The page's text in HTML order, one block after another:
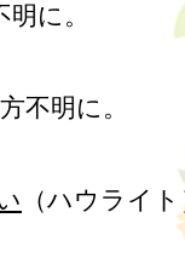
に。
不明に。
（ハウライ